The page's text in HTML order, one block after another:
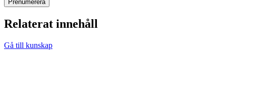
Relaterat innehåll
Gå till kunskap